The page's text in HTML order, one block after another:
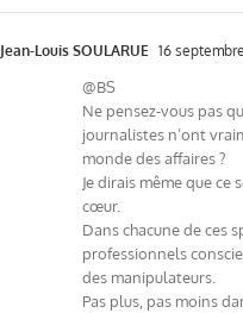
Jean-Louis SOULARUE 16
@BS
Ne pensez-vous pas
journalistes n’ont
monde des affaires ?
Je dirais même que
cœur.
Dans chacune de ces
professionnels
des manipulateurs.
Pas plus, pas moins